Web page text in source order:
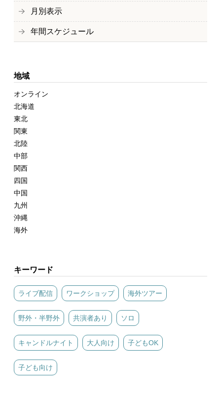
月別表示
年間スケジュール
地域
オンライン
北海道
東北
関東
北陸
中部
関西
四国
中国
九州
沖縄
海外
キーワード
ライブ配信 ワークショップ 海外ツアー
野外・半野外 共演者あり ソロ
キャンドルナイト 大人向け 子どもOK
子ども向け